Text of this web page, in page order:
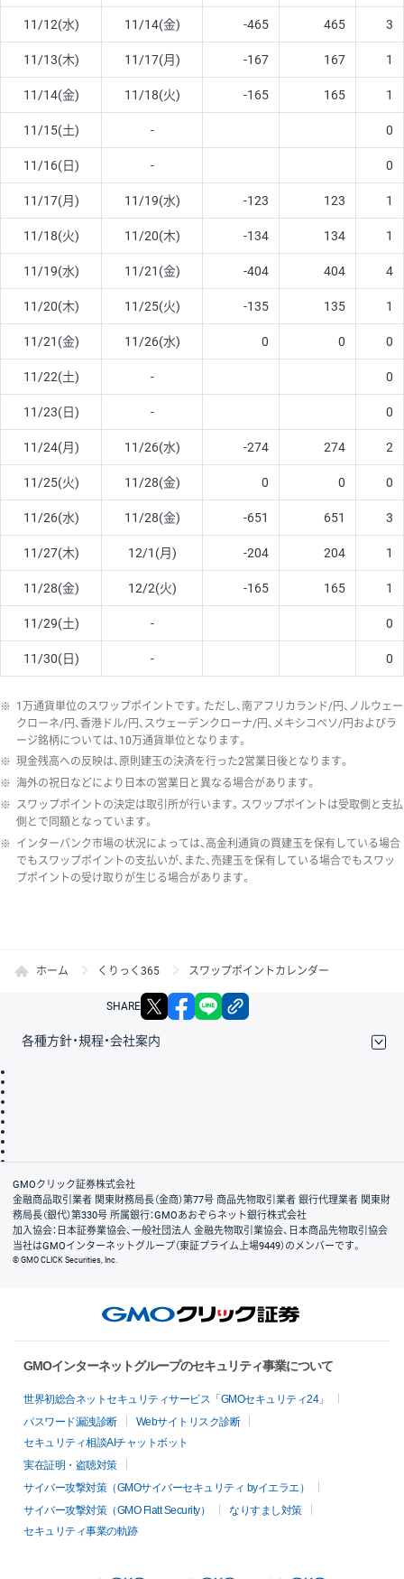
11/12(水) 11/14(金) -465 465 3
11/13(木) 11/17(月) -167 167 1
11/14(金) 11/18(火) -165 165 1
11/15(土) - 0
11/16(日) - 0
11/17(月) 11/19(水) -123 123 1
11/18(火) 11/20(木) -134 134 1
11/19(水) 11/21(金) -404 404 4
11/20(木) 11/25(火) -135 135 1
11/21(金) 11/26(水) 0 0 0
11/22(土) - 0
11/23(日) - 0
11/24(月) 11/26(水) -274 274 2
11/25(火) 11/28(金) 0 0 0
11/26(水) 11/28(金) -651 651 3
11/27(木) 12/1(月) -204 204 1
11/28(金) 12/2(火) -165 165 1
11/29(土) - 0
11/30(日) - 0
※ 1万通貨単位のスワップポイントです。ただし、南アフリカランド/円、ノルウェー
クローネ/円、香港ドル/円、スウェーデンクローナ/円、メキシコペソ/円およびラ
ージ銘柄については、10万通貨単位となります。
※ 現金残高への反映は、原則建玉の決済を行った2営業日後となります。
※ 海外の祝日などにより日本の営業日と異なる場合があります。
※ スワップポイントの決定は取引所が行います。スワップポイントは受取側と支払
側とで同額となっています。
※ インターバンク市場の状況によっては、高金利通貨の買建玉を保有している場合
でもスワップポイントの支払いが、また、売建玉を保有している場合でもスワッ
プポイントの受け取りが生じる場合があります。
ホーム くりっく365 スワップポイントカレンダー
SHARE X facebook
各種方針・規程・会社案内
会社案内
GMOクリック証券株式会社
金融商品取引業者 関東財務局長（金商）第77号 商品先物取引業者 銀行代理業者 関東財
務局長（銀代）第330号 所属銀行：GMOあおぞらネット銀行株式会社
加入協会：日本証券業協会、一般社団法人 金融先物取引業協会、日本商品先物取引協会
当社はGMOインターネットグループ（東証プライム上場9449）のメンバーです。
© GMO CLICK Securities, Inc.
GMOインターネットグループのセキュリティ事業について
世界初総合ネットセキュリティサービス「GMOセキュリティ24」
パスワード漏洩診断
Webサイトリスク診断
セキュリティ相談AIチャットボット
実在証明・盗聴対策
サイバー攻撃対策（GMOサイバーセキュリティ byイエラエ）
サイバー攻撃対策（GMO Flatt Security）
なりすまし対策
セキュリティ事業の軌跡